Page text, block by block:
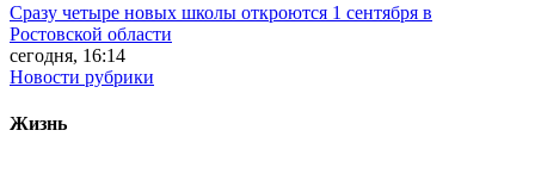
Сразу четыре новых школы откроются 1 сентября в
Ростовской области
сегодня, 16:14
Новости рубрики
Жизнь